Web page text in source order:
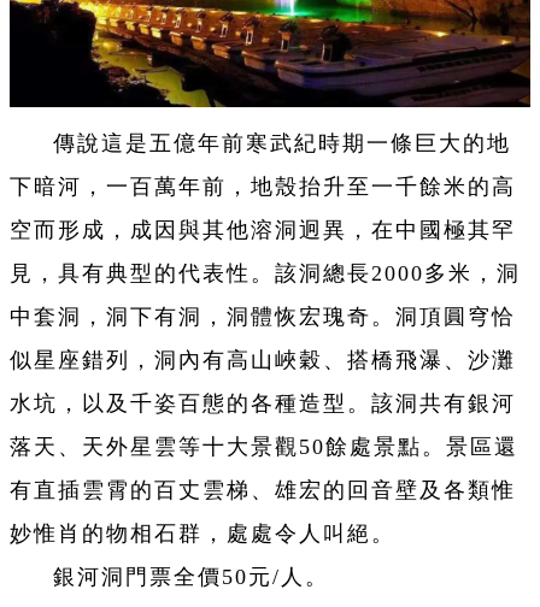
傳說這是五億年前寒武紀時期一條巨大的地
下暗河，一百萬年前，地殼抬升至一千餘米的高
空而形成，成因與其他溶洞迥異，在中國極其罕
見，具有典型的代表性。該洞總長2000多米，洞
中套洞，洞下有洞，洞體恢宏瑰奇。洞頂圓穹恰
似星座錯列，洞內有高山峽穀、搭橋飛瀑、沙灘
水坑，以及千姿百態的各種造型。該洞共有銀河
落天、天外星雲等十大景觀50餘處景點。景區還
有直插雲霄的百丈雲梯、雄宏的回音壁及各類惟
妙惟肖的物相石群，處處令人叫絕。
銀河洞門票全價50元/人。